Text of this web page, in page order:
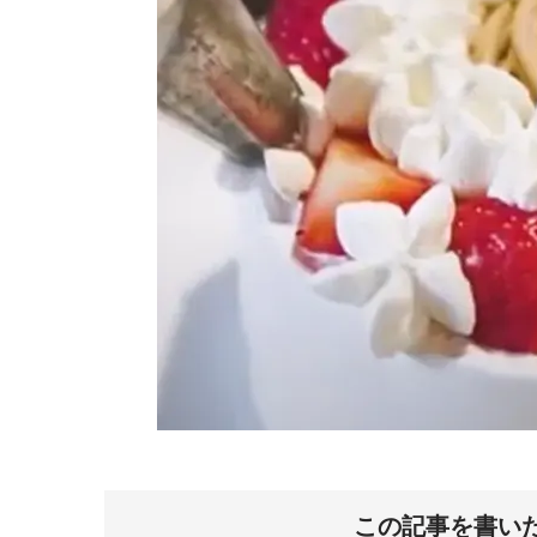
この記事を書い